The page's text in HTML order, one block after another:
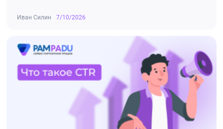
Иван Силин 7/10/2026